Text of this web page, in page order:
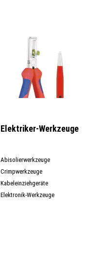
Elektriker-Werkzeuge
Abisolierwerkzeuge
Crimpwerkzeuge
Kabeleinziehgeräte
Elektronik-Werkzeuge